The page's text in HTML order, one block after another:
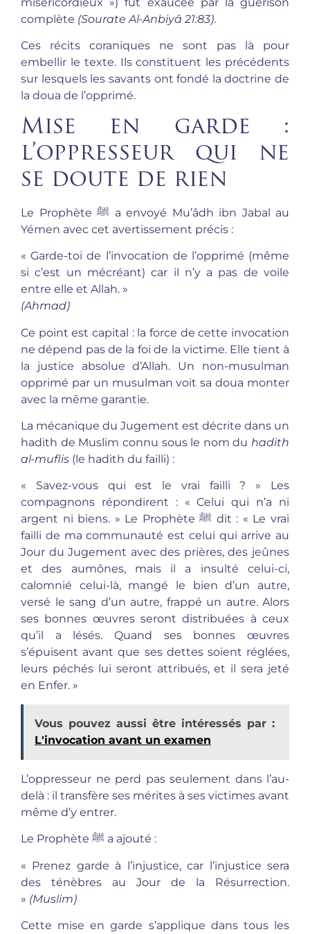
complète (Sourate Al-Anbiyâ 21:83).
Ces récits coraniques ne sont pas là pour
embellir le texte. Ils constituent les précédents
sur lesquels les savants ont fondé la doctrine de
la doua de l’opprimé.
Mise en garde :
l’oppresseur qui ne
se doute de rien
Le Prophète ﷺ a envoyé Mu’âdh ibn Jabal au
Yémen avec cet avertissement précis :
« Garde-toi de l’invocation de l’opprimé (même
si c’est un mécréant) car il n’y a pas de voile
entre elle et Allah. »
(Ahmad)
Ce point est capital : la force de cette invocation
ne dépend pas de la foi de la victime. Elle tient à
la justice absolue d’Allah. Un non-musulman
opprimé par un musulman voit sa doua monter
avec la même garantie.
La mécanique du Jugement est décrite dans un
hadith de Muslim connu sous le nom du hadith
al-muflis (le hadith du failli) :
« Savez-vous qui est le vrai failli ? » Les
compagnons répondirent : « Celui qui n’a ni
argent ni biens. » Le Prophète ﷺ dit : « Le vrai
failli de ma communauté est celui qui arrive au
Jour du Jugement avec des prières, des jeûnes
et des aumônes, mais il a insulté celui-ci,
calomnié celui-là, mangé le bien d’un autre,
versé le sang d’un autre, frappé un autre. Alors
ses bonnes œuvres seront distribuées à ceux
qu’il a lésés. Quand ses bonnes œuvres
s’épuisent avant que ses dettes soient réglées,
leurs péchés lui seront attribués, et il sera jeté
en Enfer. »
Vous pouvez aussi être intéressés par :
L'invocation avant un examen
L’oppresseur ne perd pas seulement dans l’au-
delà : il transfère ses mérites à ses victimes avant
même d’y entrer.
Le Prophète ﷺ a ajouté :
« Prenez garde à l’injustice, car l’injustice sera
des ténèbres au Jour de la Résurrection.
» (Muslim)
Cette mise en garde s’applique dans tous les